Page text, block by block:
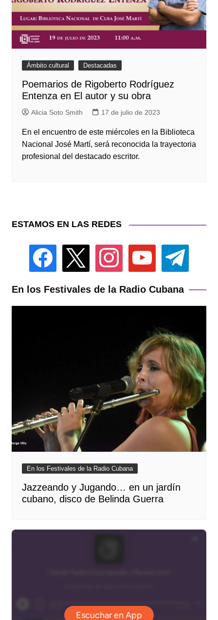
Ámbito cultural Destacadas
Poemarios de Rigoberto Rodríguez
Entenza en El autor y su obra
Alicia Soto Smith 17 de julio de 2023
En el encuentro de este miércoles en la Biblioteca
Nacional José Martí, será reconocida la trayectoria
profesional del destacado escritor.
ESTAMOS EN LAS REDES
facebook instagram youtube telegram
En los Festivales de la Radio Cubana
En los Festivales de la Radio Cubana
Jazzeando y Jugando… en un jardín
cubano, disco de Belinda Guerra